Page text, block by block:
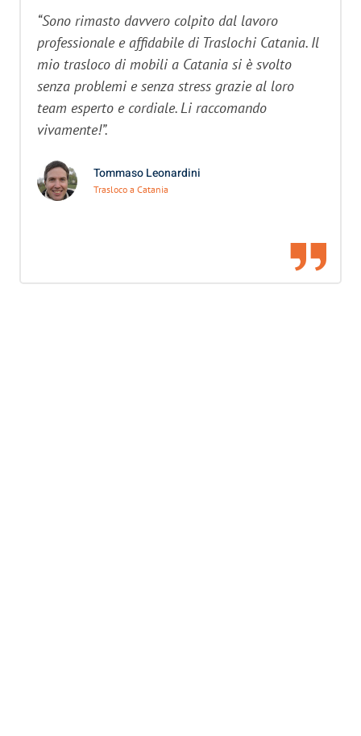
“Sono rimasto davvero colpito dal lavoro
professionale e affidabile di Traslochi Catania. Il
mio trasloco di mobili a Catania si è svolto
senza problemi e senza stress grazie al loro
team esperto e cordiale. Li raccomando
vivamente!”.
Tommaso Leonardini
Trasloco a Catania